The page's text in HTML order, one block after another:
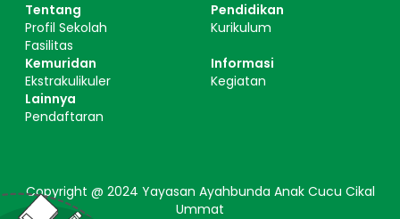
Tentang
Profil Sekolah
Fasilitas
Pendidikan
Kurikulum
Kemuridan
Ekstrakulikuler
Informasi
Kegiatan
Lainnya
Pendaftaran
Copyright @ 2024 Yayasan Ayahbunda Anak Cucu Cikal
Ummat